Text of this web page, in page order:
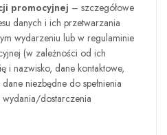
promocyjnej – szczegółowe
danych i ich przetwarzania
wydarzeniu lub w regulaminie
(w zależności od ich
i nazwisko, dane kontaktowe,
niezbędne do spełnienia
dostarczenia